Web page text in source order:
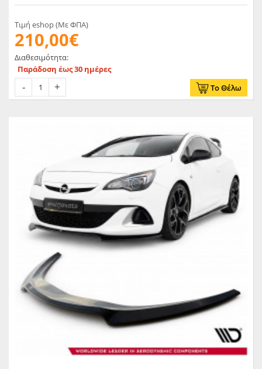
Τιμή eshop (Με ΦΠΑ)
210,00€
Διαθεσιμότητα:
Παράδοση έως 30 ημέρες
Το Θέλω